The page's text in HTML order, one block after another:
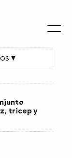
▾
z, tricep y